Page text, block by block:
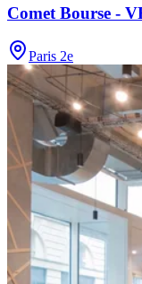
Comet Bourse -
Paris 2e